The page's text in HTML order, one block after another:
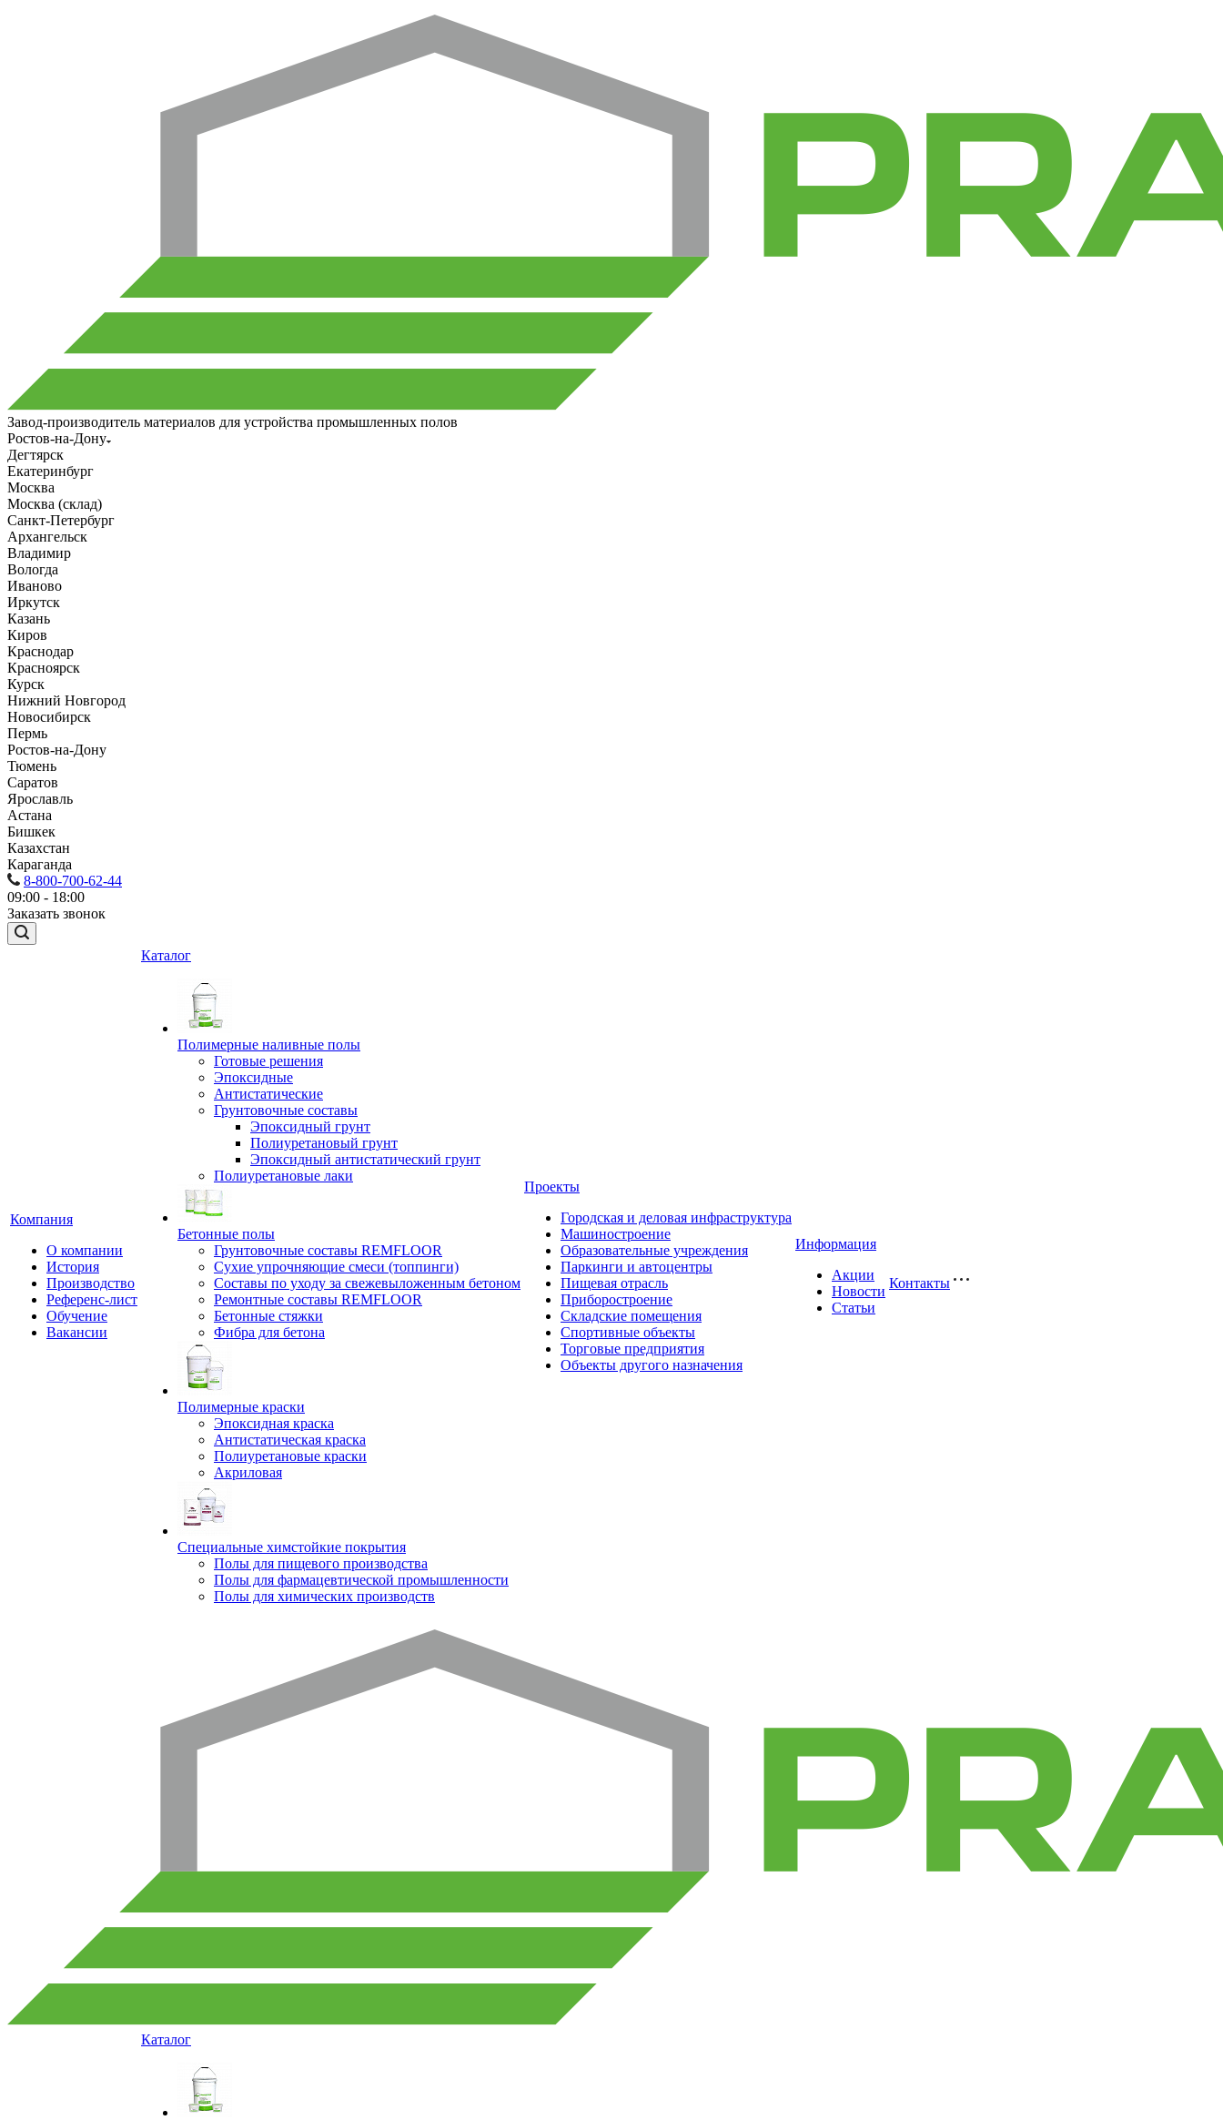
Завод-производитель материалов для устройства промышленных полов
Ростов-на-Дону
Дегтярск
Екатеринбург
Москва
Москва (склад)
Санкт-Петербург
Архангельск
Владимир
Вологда
Иваново
Иркутск
Казань
Киров
Краснодар
Красноярск
Курск
Нижний Новгород
Новосибирск
Пермь
Ростов-на-Дону
Тюмень
Саратов
Ярославль
Астана
Бишкек
Казахстан
Караганда
8-800-700-62-44
09:00 - 18:00
Заказать звонок
Компания
О компании
История
Производство
Референс-лист
Обучение
Вакансии
Каталог
Полимерные наливные полы
Готовые решения
Эпоксидные
Антистатические
Грунтовочные составы
Эпоксидный грунт
Полиуретановый грунт
Эпоксидный антистатический грунт
Полиуретановые лаки
Бетонные полы
Грунтовочные составы REMFLOOR
Сухие упрочняющие смеси (топпинги)
Составы по уходу за свежевыложенным бетоном
Ремонтные составы REMFLOOR
Бетонные стяжки
Фибра для бетона
Полимерные краски
Эпоксидная краска
Антистатическая краска
Полиуретановые краски
Акриловая
Специальные химстойкие покрытия
Полы для пищевого производства
Полы для фармацевтической промышленности
Полы для химических производств
Проекты
Городская и деловая инфраструктура
Машиностроение
Образовательные учреждения
Паркинги и автоцентры
Пищевая отрасль
Приборостроение
Складские помещения
Спортивные объекты
Торговые предприятия
Объекты другого назначения
Информация
Акции
Новости
Статьи
Контакты
Каталог